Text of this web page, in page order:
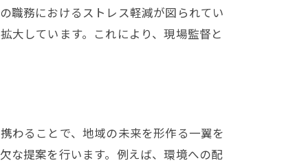
職務におけるストレス軽減が図られてい
大しています。これにより、現場監督と
わることで、地域の未来を形作る一翼を
な提案を行います。例えば、環境への配